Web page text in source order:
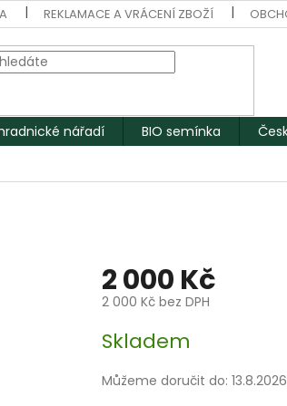
REKLAMACE A VRÁCENÍ ZBOŽÍ
nářadí BIO semínka
2 000 Kč
2 000 Kč bez DPH
cena:
Skladem
Můžeme doručit do: 13.8.2026